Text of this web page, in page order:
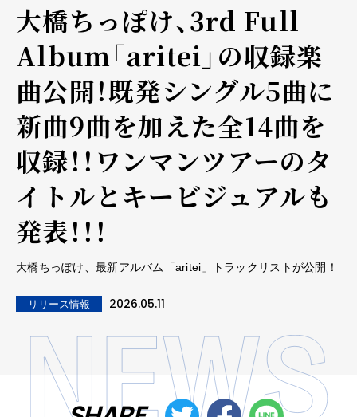
大橋ちっぽけ、3rd Full
Album「aritei」の収録楽
曲公開！既発シングル5曲に
新曲9曲を加えた全14曲を
収録！！ワンマンツアーのタ
イトルとキービジュアルも
発表！！！
大橋ちっぽけ、最新アルバム「aritei」トラックリストが公開！
リリース情報 2026.05.11